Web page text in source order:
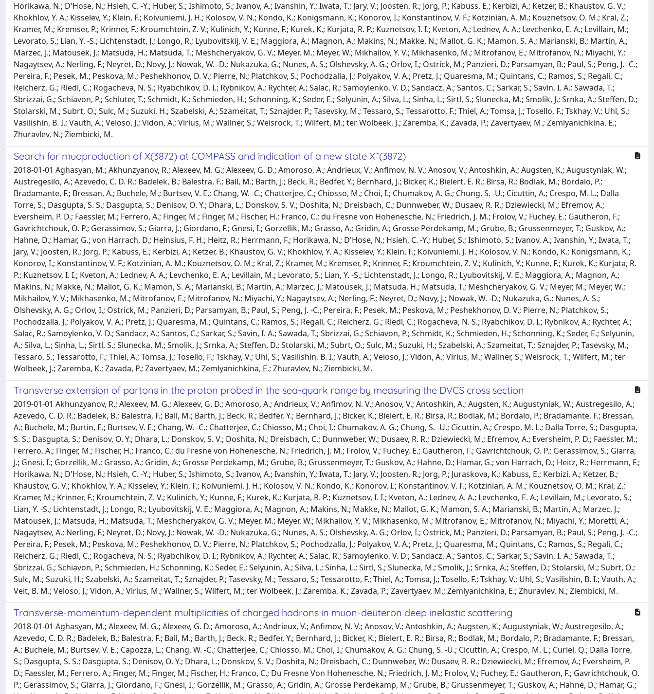
Horikawa, N.; D'Hose, N.; Hsieh, C. -Y.; Huber, S.; Ishimoto, S.; Ivanov, A.; Ivanshin, Y.; Iwata, T.; Jary, V.; Joosten, R.; Jorg, P.; Kabuss, E.; Kerbizi, A.; Ketzer, B.; Khaustov, G. V.;
Khokhlov, Y. A.; Kisselev, Y.; Klein, F.; Koivuniemi, J. H.; Kolosov, V. N.; Kondo, K.; Konigsmann, K.; Konorov, I.; Konstantinov, V. F.; Kotzinian, A. M.; Kouznetsov, O. M.; Kral, Z.;
Kramer, M.; Kremser, P.; Krinner, F.; Kroumchtein, Z. V.; Kulinich, Y.; Kunne, F.; Kurek, K.; Kurjata, R. P.; Kuznetsov, I. I.; Kveton, A.; Lednev, A. A.; Levchenko, E. A.; Levillain, M.;
Levorato, S.; Lian, Y. -S.; Lichtenstadt, J.; Longo, R.; Lyubovitskij, V. E.; Maggiora, A.; Magnon, A.; Makins, N.; Makke, N.; Mallot, G. K.; Mamon, S. A.; Marianski, B.; Martin, A.;
Marzec, J.; Matousek, J.; Matsuda, H.; Matsuda, T.; Meshcheryakov, G. V.; Meyer, M.; Meyer, W.; Mikhailov, Y. V.; Mikhasenko, M.; Mitrofanov, E.; Mitrofanov, N.; Miyachi, Y.;
Nagaytsev, A.; Nerling, F.; Neyret, D.; Novy, J.; Nowak, W. -D.; Nukazuka, G.; Nunes, A. S.; Olshevsky, A. G.; Orlov, I.; Ostrick, M.; Panzieri, D.; Parsamyan, B.; Paul, S.; Peng, J. -C.;
Pereira, F.; Pesek, M.; Peskova, M.; Peshekhonov, D. V.; Pierre, N.; Platchkov, S.; Pochodzalla, J.; Polyakov, V. A.; Pretz, J.; Quaresma, M.; Quintans, C.; Ramos, S.; Regali, C.;
Reicherz, G.; Riedl, C.; Rogacheva, N. S.; Ryabchikov, D. I.; Rybnikov, A.; Rychter, A.; Salac, R.; Samoylenko, V. D.; Sandacz, A.; Santos, C.; Sarkar, S.; Savin, I. A.; Sawada, T.;
Sbrizzai, G.; Schiavon, P.; Schluter, T.; Schmidt, K.; Schmieden, H.; Schonning, K.; Seder, E.; Selyunin, A.; Silva, L.; Sinha, L.; Sirtl, S.; Slunecka, M.; Smolik, J.; Srnka, A.; Steffen, D.;
Stolarski, M.; Subrt, O.; Sulc, M.; Suzuki, H.; Szabelski, A.; Szameitat, T.; Sznajder, P.; Tasevsky, M.; Tessaro, S.; Tessarotto, F.; Thiel, A.; Tomsa, J.; Tosello, F.; Tskhay, V.; Uhl, S.;
Vasilishin, B. I.; Vauth, A.; Veloso, J.; Vidon, A.; Virius, M.; Wallner, S.; Weisrock, T.; Wilfert, M.; ter Wolbeek, J.; Zaremba, K.; Zavada, P.; Zavertyaev, M.; Zemlyanichkina, E.;
Zhuravlev, N.; Ziembicki, M.
Search for muoproduction of X(3872) at COMPASS and indication of a new state X˜(3872)
2018-01-01 Aghasyan, M.; Akhunzyanov, R.; Alexeev, M. G.; Alexeev, G. D.; Amoroso, A.; Andrieux, V.; Anfimov, N. V.; Anosov, V.; Antoshkin, A.; Augsten, K.; Augustyniak, W.;
Austregesilo, A.; Azevedo, C. D. R.; Badelek, B.; Balestra, F.; Ball, M.; Barth, J.; Beck, R.; Bedfer, Y.; Bernhard, J.; Bicker, K.; Bielert, E. R.; Birsa, R.; Bodlak, M.; Bordalo, P.;
Bradamante, F.; Bressan, A.; Buchele, M.; Burtsev, V. E.; Chang, W. -C.; Chatterjee, C.; Chiosso, M.; Choi, I.; Chumakov, A. G.; Chung, S. -U.; Cicuttin, A.; Crespo, M. L.; Dalla
Torre, S.; Dasgupta, S. S.; Dasgupta, S.; Denisov, O. Y.; Dhara, L.; Donskov, S. V.; Doshita, N.; Dreisbach, C.; Dunnweber, W.; Dusaev, R. R.; Dziewiecki, M.; Efremov, A.;
Eversheim, P. D.; Faessler, M.; Ferrero, A.; Finger, M.; Finger, M.; Fischer, H.; Franco, C.; du Fresne von Hohenesche, N.; Friedrich, J. M.; Frolov, V.; Fuchey, E.; Gautheron, F.;
Gavrichtchouk, O. P.; Gerassimov, S.; Giarra, J.; Giordano, F.; Gnesi, I.; Gorzellik, M.; Grasso, A.; Gridin, A.; Grosse Perdekamp, M.; Grube, B.; Grussenmeyer, T.; Guskov, A.;
Hahne, D.; Hamar, G.; von Harrach, D.; Heinsius, F. H.; Heitz, R.; Herrmann, F.; Horikawa, N.; D'Hose, N.; Hsieh, C. -Y.; Huber, S.; Ishimoto, S.; Ivanov, A.; Ivanshin, Y.; Iwata, T.;
Jary, V.; Joosten, R.; Jorg, P.; Kabuss, E.; Kerbizi, A.; Ketzer, B.; Khaustov, G. V.; Khokhlov, Y. A.; Kisselev, Y.; Klein, F.; Koivuniemi, J. H.; Kolosov, V. N.; Kondo, K.; Konigsmann, K.;
Konorov, I.; Konstantinov, V. F.; Kotzinian, A. M.; Kouznetsov, O. M.; Kral, Z.; Kramer, M.; Kremser, P.; Krinner, F.; Kroumchtein, Z. V.; Kulinich, Y.; Kunne, F.; Kurek, K.; Kurjata, R.
P.; Kuznetsov, I. I.; Kveton, A.; Lednev, A. A.; Levchenko, E. A.; Levillain, M.; Levorato, S.; Lian, Y. -S.; Lichtenstadt, J.; Longo, R.; Lyubovitskij, V. E.; Maggiora, A.; Magnon, A.;
Makins, N.; Makke, N.; Mallot, G. K.; Mamon, S. A.; Marianski, B.; Martin, A.; Marzec, J.; Matousek, J.; Matsuda, H.; Matsuda, T.; Meshcheryakov, G. V.; Meyer, M.; Meyer, W.;
Mikhailov, Y. V.; Mikhasenko, M.; Mitrofanov, E.; Mitrofanov, N.; Miyachi, Y.; Nagaytsev, A.; Nerling, F.; Neyret, D.; Novy, J.; Nowak, W. -D.; Nukazuka, G.; Nunes, A. S.;
Olshevsky, A. G.; Orlov, I.; Ostrick, M.; Panzieri, D.; Parsamyan, B.; Paul, S.; Peng, J. -C.; Pereira, F.; Pesek, M.; Peskova, M.; Peshekhonov, D. V.; Pierre, N.; Platchkov, S.;
Pochodzalla, J.; Polyakov, V. A.; Pretz, J.; Quaresma, M.; Quintans, C.; Ramos, S.; Regali, C.; Reicherz, G.; Riedl, C.; Rogacheva, N. S.; Ryabchikov, D. I.; Rybnikov, A.; Rychter, A.;
Salac, R.; Samoylenko, V. D.; Sandacz, A.; Santos, C.; Sarkar, S.; Savin, I. A.; Sawada, T.; Sbrizzai, G.; Schiavon, P.; Schmidt, K.; Schmieden, H.; Schonning, K.; Seder, E.; Selyunin,
A.; Silva, L.; Sinha, L.; Sirtl, S.; Slunecka, M.; Smolik, J.; Srnka, A.; Steffen, D.; Stolarski, M.; Subrt, O.; Sulc, M.; Suzuki, H.; Szabelski, A.; Szameitat, T.; Sznajder, P.; Tasevsky, M.;
Tessaro, S.; Tessarotto, F.; Thiel, A.; Tomsa, J.; Tosello, F.; Tskhay, V.; Uhl, S.; Vasilishin, B. I.; Vauth, A.; Veloso, J.; Vidon, A.; Virius, M.; Wallner, S.; Weisrock, T.; Wilfert, M.; ter
Wolbeek, J.; Zaremba, K.; Zavada, P.; Zavertyaev, M.; Zemlyanichkina, E.; Zhuravlev, N.; Ziembicki, M.
Transverse extension of partons in the proton probed in the sea-quark range by measuring the DVCS cross section
2019-01-01 Akhunzyanov, R.; Alexeev, M. G.; Alexeev, G. D.; Amoroso, A.; Andrieux, V.; Anfimov, N. V.; Anosov, V.; Antoshkin, A.; Augsten, K.; Augustyniak, W.; Austregesilo, A.;
Azevedo, C. D. R.; Badelek, B.; Balestra, F.; Ball, M.; Barth, J.; Beck, R.; Bedfer, Y.; Bernhard, J.; Bicker, K.; Bielert, E. R.; Birsa, R.; Bodlak, M.; Bordalo, P.; Bradamante, F.; Bressan,
A.; Buchele, M.; Burtin, E.; Burtsev, V. E.; Chang, W. -C.; Chatterjee, C.; Chiosso, M.; Choi, I.; Chumakov, A. G.; Chung, S. -U.; Cicuttin, A.; Crespo, M. L.; Dalla Torre, S.; Dasgupta,
S. S.; Dasgupta, S.; Denisov, O. Y.; Dhara, L.; Donskov, S. V.; Doshita, N.; Dreisbach, C.; Dunnweber, W.; Dusaev, R. R.; Dziewiecki, M.; Efremov, A.; Eversheim, P. D.; Faessler, M.;
Ferrero, A.; Finger, M.; Fischer, H.; Franco, C.; du Fresne von Hohenesche, N.; Friedrich, J. M.; Frolov, V.; Fuchey, E.; Gautheron, F.; Gavrichtchouk, O. P.; Gerassimov, S.; Giarra,
J.; Gnesi, I.; Gorzellik, M.; Grasso, A.; Gridin, A.; Grosse Perdekamp, M.; Grube, B.; Grussenmeyer, T.; Guskov, A.; Hahne, D.; Hamar, G.; von Harrach, D.; Heitz, R.; Herrmann, F.;
Horikawa, N.; D'Hose, N.; Hsieh, C. -Y.; Huber, S.; Ishimoto, S.; Ivanov, A.; Ivanshin, Y.; Iwata, T.; Jary, V.; Joosten, R.; Jorg, P.; Juraskova, K.; Kabuss, E.; Kerbizi, A.; Ketzer, B.;
Khaustov, G. V.; Khokhlov, Y. A.; Kisselev, Y.; Klein, F.; Koivuniemi, J. H.; Kolosov, V. N.; Kondo, K.; Konorov, I.; Konstantinov, V. F.; Kotzinian, A. M.; Kouznetsov, O. M.; Kral, Z.;
Kramer, M.; Krinner, F.; Kroumchtein, Z. V.; Kulinich, Y.; Kunne, F.; Kurek, K.; Kurjata, R. P.; Kuznetsov, I. I.; Kveton, A.; Lednev, A. A.; Levchenko, E. A.; Levillain, M.; Levorato, S.;
Lian, Y. -S.; Lichtenstadt, J.; Longo, R.; Lyubovitskij, V. E.; Maggiora, A.; Magnon, A.; Makins, N.; Makke, N.; Mallot, G. K.; Mamon, S. A.; Marianski, B.; Martin, A.; Marzec, J.;
Matousek, J.; Matsuda, H.; Matsuda, T.; Meshcheryakov, G. V.; Meyer, M.; Meyer, W.; Mikhailov, Y. V.; Mikhasenko, M.; Mitrofanov, E.; Mitrofanov, N.; Miyachi, Y.; Moretti, A.;
Nagaytsev, A.; Nerling, F.; Neyret, D.; Novy, J.; Nowak, W. -D.; Nukazuka, G.; Nunes, A. S.; Olshevsky, A. G.; Orlov, I.; Ostrick, M.; Panzieri, D.; Parsamyan, B.; Paul, S.; Peng, J. -C.;
Pereira, F.; Pesek, M.; Peskova, M.; Peshekhonov, D. V.; Pierre, N.; Platchkov, S.; Pochodzalla, J.; Polyakov, V. A.; Pretz, J.; Quaresma, M.; Quintans, C.; Ramos, S.; Regali, C.;
Reicherz, G.; Riedl, C.; Rogacheva, N. S.; Ryabchikov, D. I.; Rybnikov, A.; Rychter, A.; Salac, R.; Samoylenko, V. D.; Sandacz, A.; Santos, C.; Sarkar, S.; Savin, I. A.; Sawada, T.;
Sbrizzai, G.; Schiavon, P.; Schmieden, H.; Schonning, K.; Seder, E.; Selyunin, A.; Silva, L.; Sinha, L.; Sirtl, S.; Slunecka, M.; Smolik, J.; Srnka, A.; Steffen, D.; Stolarski, M.; Subrt, O.;
Sulc, M.; Suzuki, H.; Szabelski, A.; Szameitat, T.; Sznajder, P.; Tasevsky, M.; Tessaro, S.; Tessarotto, F.; Thiel, A.; Tomsa, J.; Tosello, F.; Tskhay, V.; Uhl, S.; Vasilishin, B. I.; Vauth, A.;
Veit, B. M.; Veloso, J.; Vidon, A.; Virius, M.; Wallner, S.; Wilfert, M.; ter Wolbeek, J.; Zaremba, K.; Zavada, P.; Zavertyaev, M.; Zemlyanichkina, E.; Zhuravlev, N.; Ziembicki, M.
Transverse-momentum-dependent multiplicities of charged hadrons in muon-deuteron deep inelastic scattering
2018-01-01 Aghasyan, M.; Alexeev, M. G.; Alexeev, G. D.; Amoroso, A.; Andrieux, V.; Anfimov, N. V.; Anosov, V.; Antoshkin, A.; Augsten, K.; Augustyniak, W.; Austregesilo, A.;
Azevedo, C. D. R.; Badelek, B.; Balestra, F.; Ball, M.; Barth, J.; Beck, R.; Bedfer, Y.; Bernhard, J.; Bicker, K.; Bielert, E. R.; Birsa, R.; Bodlak, M.; Bordalo, P.; Bradamante, F.; Bressan,
A.; Buchele, M.; Burtsev, V. E.; Capozza, L.; Chang, W. -C.; Chatterjee, C.; Chiosso, M.; Choi, I.; Chumakov, A. G.; Chung, S. -U.; Cicuttin, A.; Crespo, M. L.; Curiel, Q.; Dalla Torre,
S.; Dasgupta, S. S.; Dasgupta, S.; Denisov, O. Y.; Dhara, L.; Donskov, S. V.; Doshita, N.; Dreisbach, C.; Dunnweber, W.; Dusaev, R. R.; Dziewiecki, M.; Efremov, A.; Eversheim, P.
D.; Faessler, M.; Ferrero, A.; Finger, M.; Finger, M.; Fischer, H.; Franco, C.; Du Fresne Von Hohenesche, N.; Friedrich, J. M.; Frolov, V.; Fuchey, E.; Gautheron, F.; Gavrichtchouk, O.
P.; Gerassimov, S.; Giarra, J.; Giordano, F.; Gnesi, I.; Gorzellik, M.; Grasso, A.; Gridin, A.; Grosse Perdekamp, M.; Grube, B.; Grussenmeyer, T.; Guskov, A.; Hahne, D.; Hamar, G.;